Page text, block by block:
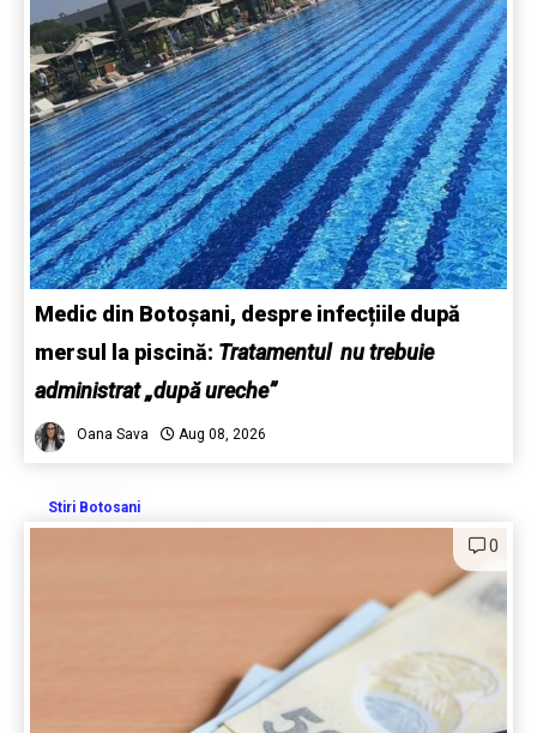
Medic din Botoșani, despre infecțiile după
mersul la piscină: Tratamentul nu trebuie
administrat „după ureche”
Oana Sava Aug 08, 2026
Stiri Botosani
0